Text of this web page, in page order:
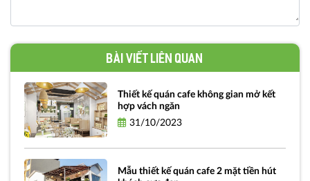
Bài viết liên quan
Thiết kế quán cafe không gian mở kết
hợp vách ngăn
31/10/2023
Mẫu thiết kế quán cafe 2 mặt tiền hút